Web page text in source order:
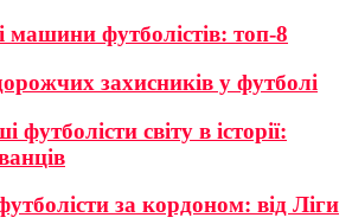
футболістів: топ-8
захисників у футболі
футболісти світу в історії:
за кордоном: від Ліги